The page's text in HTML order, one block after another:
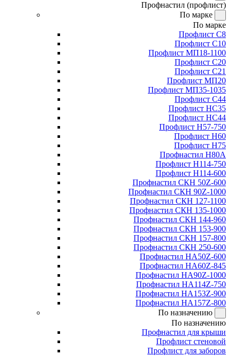
Профнастил (профлист)
По марке
По марке
Профлист С8
Профлист С10
Профлист МП18-1100
Профлист С20
Профлист С21
Профлист МП20
Профлист МП35-1035
Профлист С44
Профлист НС35
Профлист НС44
Профлист Н57-750
Профлист Н60
Профлист Н75
Профнастил Н80А
Профлист Н114-750
Профлист Н114-600
Профнастил СКН 50Z-600
Профнастил СКН 90Z-1000
Профнастил СКН 127-1100
Профнастил СКН 135-1000
Профнастил СКН 144-960
Профнастил СКН 153-900
Профнастил СКН 157-800
Профнастил СКН 250-600
Профнастил НА50Z-600
Профнастил НА60Z-845
Профнастил НА90Z-1000
Профнастил НА114Z-750
Профнастил НА153Z-900
Профнастил НА157Z-800
По назначению
По назначению
Профнастил для крыши
Профлист стеновой
Профлист для заборов